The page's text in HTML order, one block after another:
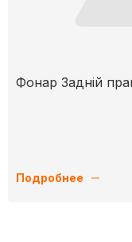
Фонар Задній
Подробнее